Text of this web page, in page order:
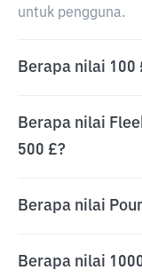
untuk pengguna.
Berapa nilai 100
Berapa nilai
500 £?
Berapa nilai
Berapa nilai